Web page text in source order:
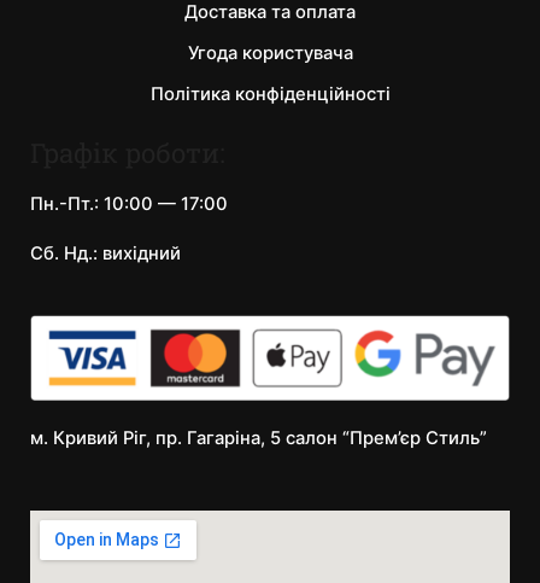
Доставка та оплата
Угода користувача
Політика конфіденційності
Пн.-Пт.: 10:00 — 17:00
Сб. Нд.: вихідний
м. Кривий Ріг, пр. Гагаріна, 5 салон “Прем’єр Стиль”